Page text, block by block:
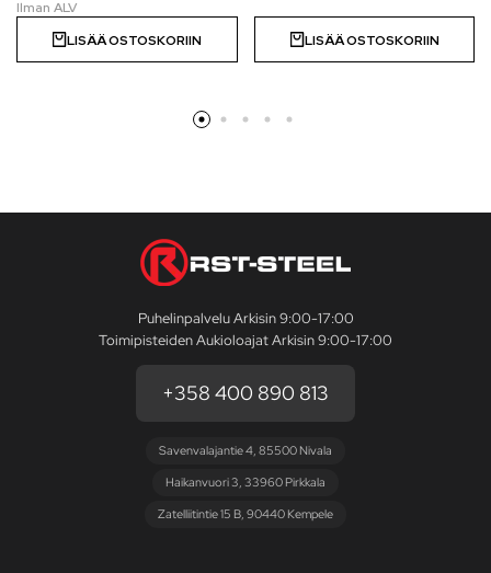
LISÄÄ OSTOSKORIIN LISÄÄ OSTOSKORIIN
Puhelinpalvelu Arkisin 9:00-17:00
Toimipisteiden Aukioloajat Arkisin 9:00-17:00
+358 400 890 813
Savenvalajantie 4, 85500 Nivala
Haikanvuori 3, 33960 Pirkkala
Zatelliitintie 15 B, 90440 Kempele